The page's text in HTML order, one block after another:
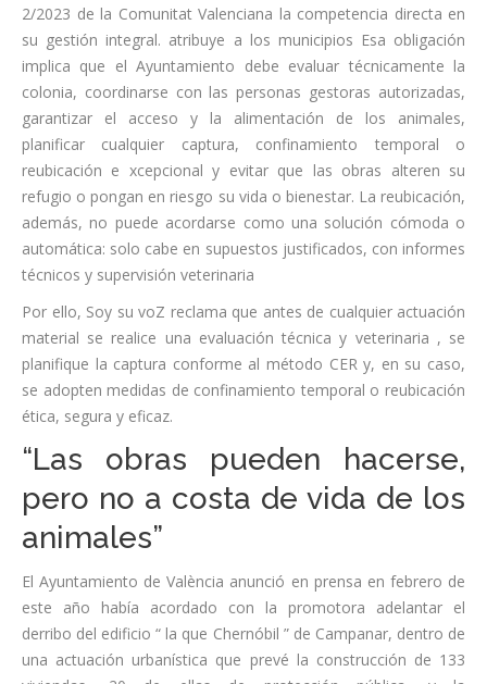
2/2023 de la Comunitat Valenciana la competencia directa en
su gestión integral. atribuye a los municipios Esa obligación
implica que el Ayuntamiento debe evaluar técnicamente la
colonia, coordinarse con las personas gestoras autorizadas,
garantizar el acceso y la alimentación de los animales,
planificar cualquier captura, confinamiento temporal o
reubicación e xcepcional y evitar que las obras alteren su
refugio o pongan en riesgo su vida o bienestar. La reubicación,
además, no puede acordarse como una solución cómoda o
automática: solo cabe en supuestos justificados, con informes
técnicos y supervisión veterinaria
Por ello, Soy su voZ reclama que antes de cualquier actuación
material se realice una evaluación técnica y veterinaria , se
planifique la captura conforme al método CER y, en su caso,
se adopten medidas de confinamiento temporal o reubicación
ética, segura y eficaz.
“Las obras pueden hacerse,
pero no a costa de vida de los
animales”
El Ayuntamiento de València anunció en prensa en febrero de
este año había acordado con la promotora adelantar el
derribo del edificio “ la que Chernóbil ” de Campanar, dentro de
una actuación urbanística que prevé la construcción de 133